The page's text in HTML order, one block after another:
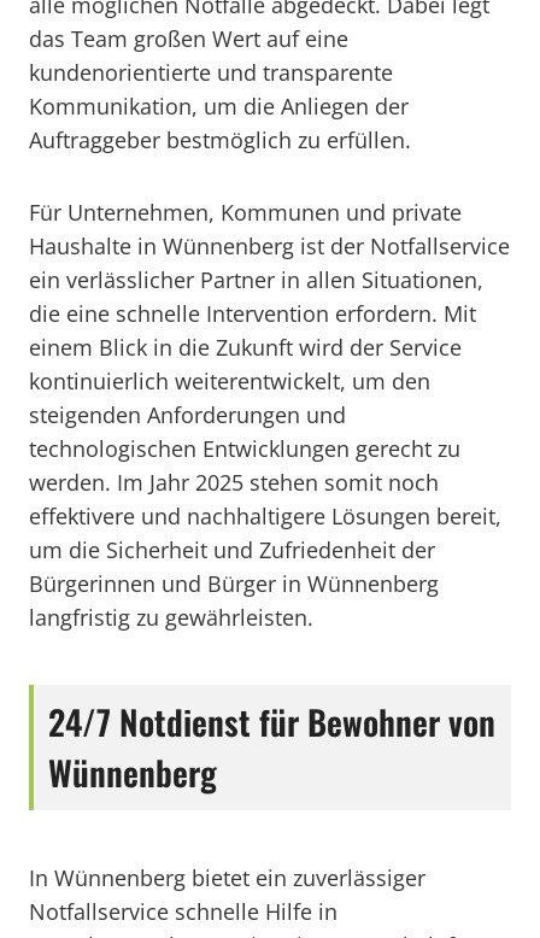
das Team großen Wert auf eine
kundenorientierte und transparente
Kommunikation, um die Anliegen der
Auftraggeber bestmöglich zu erfüllen.
Für Unternehmen, Kommunen und private
Haushalte in Wünnenberg ist der Notfallservice
ein verlässlicher Partner in allen Situationen,
die eine schnelle Intervention erfordern. Mit
einem Blick in die Zukunft wird der Service
kontinuierlich weiterentwickelt, um den
steigenden Anforderungen und
technologischen Entwicklungen gerecht zu
werden. Im Jahr 2025 stehen somit noch
effektivere und nachhaltigere Lösungen bereit,
um die Sicherheit und Zufriedenheit der
Bürgerinnen und Bürger in Wünnenberg
langfristig zu gewährleisten.
24/7 Notdienst für Bewohner von
Wünnenberg
In Wünnenberg bietet ein zuverlässiger
Notfallservice schnelle Hilfe in